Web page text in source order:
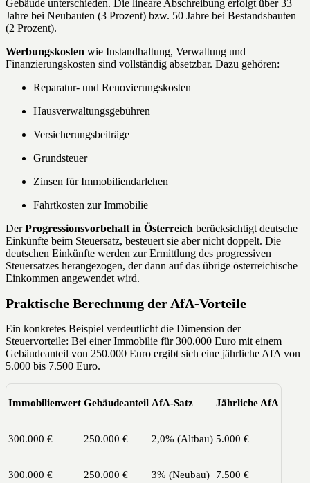
Gebäude unterschieden. Die lineare Abschreibung erfolgt über 33
Jahre bei Neubauten (3 Prozent) bzw. 50 Jahre bei Bestandsbauten
(2 Prozent).
Werbungskosten wie Instandhaltung, Verwaltung und
Finanzierungskosten sind vollständig absetzbar. Dazu gehören:
Reparatur- und Renovierungskosten
Hausverwaltungsgebühren
Versicherungsbeiträge
Grundsteuer
Zinsen für Immobiliendarlehen
Fahrtkosten zur Immobilie
DerProgressionsvorbehalt in Österreich berücksichtigt deutsche
Einkünfte beim Steuersatz, besteuert sie aber nicht doppelt. Die
deutschen Einkünfte werden zur Ermittlung des progressiven
Steuersatzes herangezogen, der dann auf das übrige österreichische
Einkommen angewendet wird.
Praktische Berechnung der AfA-Vorteile
Ein konkretes Beispiel verdeutlicht die Dimension der
Steuervorteile: Bei einer Immobilie für 300.000 Euro mit einem
Gebäudeanteil von 250.000 Euro ergibt sich eine jährliche AfA von
5.000 bis 7.500 Euro.
Immobilienwert Gebäudeanteil AfA-Satz Jährliche AfA
300.000 € 250.000 € 2,0% (Altbau) 5.000 €
300.000 € 250.000 € 3% (Neubau) 7.500 €